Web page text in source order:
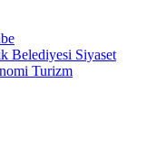
Belediyesi Siyaset
Turizm